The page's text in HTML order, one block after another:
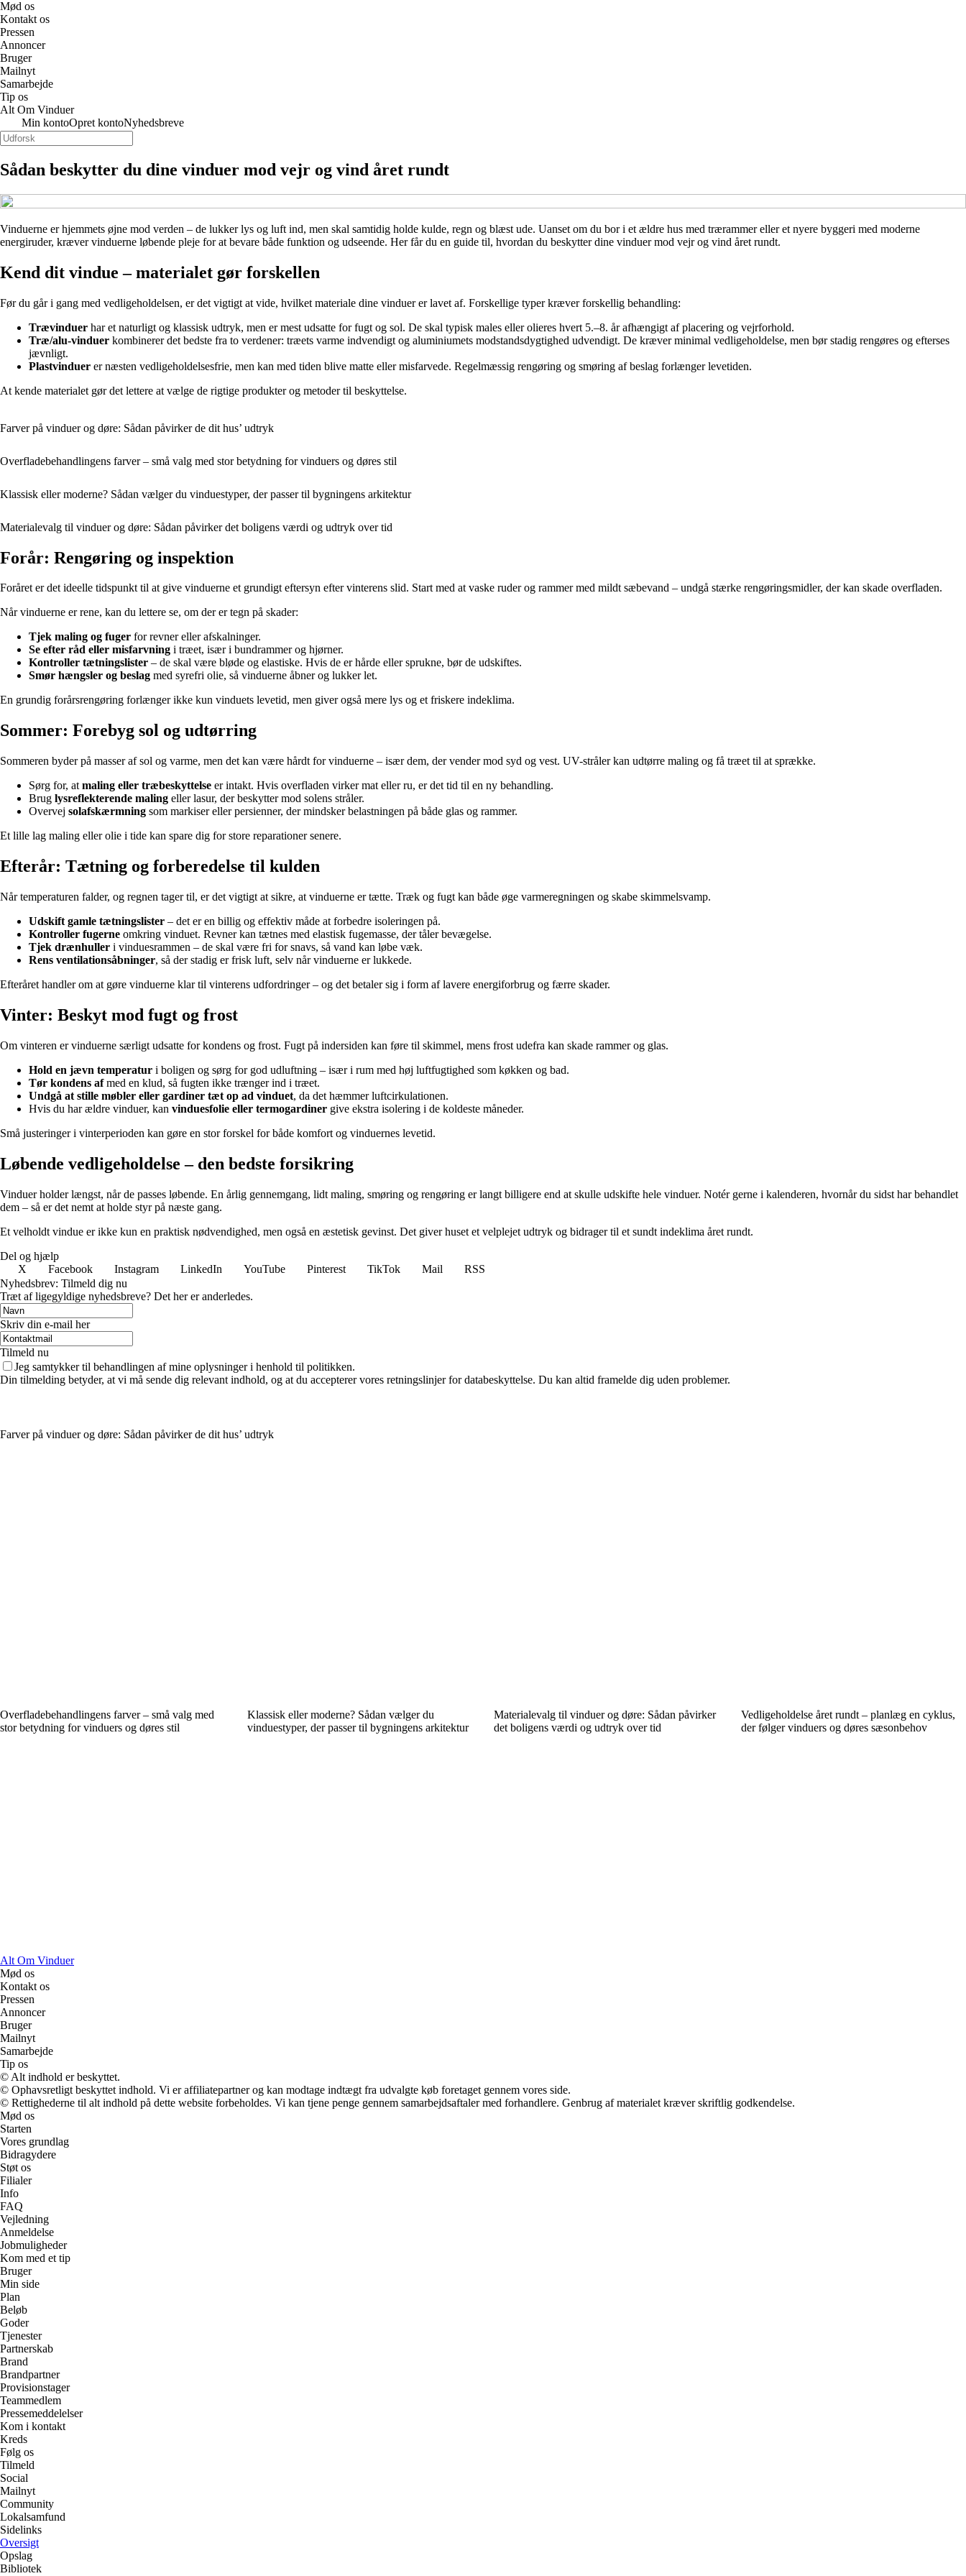
Mød os
Kontakt os
Pressen
Annoncer
Bruger
Mailnyt
Samarbejde
Tip os
Alt Om Vinduer
Min kontoOpret kontoNyhedsbreve
Sådan beskytter du dine vinduer mod vejr og vind året rundt
Vinduerne er hjemmets øjne mod verden – de lukker lys og luft ind, men skal samtidig holde kulde, regn og blæst ude. Uanset om du bor i et ældre hus med trærammer eller et nyere byggeri med moderne
energiruder, kræver vinduerne løbende pleje for at bevare både funktion og udseende. Her får du en guide til, hvordan du beskytter dine vinduer mod vejr og vind året rundt.
Kend dit vindue – materialet gør forskellen
Før du går i gang med vedligeholdelsen, er det vigtigt at vide, hvilket materiale dine vinduer er lavet af. Forskellige typer kræver forskellig behandling:
Trævinduer har et naturligt og klassisk udtryk, men er mest udsatte for fugt og sol. De skal typisk males eller olieres hvert 5.–8. år afhængigt af placering og vejrforhold.
Træ/alu-vinduer kombinerer det bedste fra to verdener: træets varme indvendigt og aluminiumets modstandsdygtighed udvendigt. De kræver minimal vedligeholdelse, men bør stadig rengøres og efterses
jævnligt.
Plastvinduer er næsten vedligeholdelsesfrie, men kan med tiden blive matte eller misfarvede. Regelmæssig rengøring og smøring af beslag forlænger levetiden.
At kende materialet gør det lettere at vælge de rigtige produkter og metoder til beskyttelse.
Farver på vinduer og døre: Sådan påvirker de dit hus’ udtryk
Overfladebehandlingens farver – små valg med stor betydning for vinduers og døres stil
Klassisk eller moderne? Sådan vælger du vinduestyper, der passer til bygningens arkitektur
Materialevalg til vinduer og døre: Sådan påvirker det boligens værdi og udtryk over tid
Forår: Rengøring og inspektion
Foråret er det ideelle tidspunkt til at give vinduerne et grundigt eftersyn efter vinterens slid. Start med at vaske ruder og rammer med mildt sæbevand – undgå stærke rengøringsmidler, der kan skade overfladen.
Når vinduerne er rene, kan du lettere se, om der er tegn på skader:
Tjek maling og fuger for revner eller afskalninger.
Se efter råd eller misfarvning i træet, især i bundrammer og hjørner.
Kontroller tætningslister – de skal være bløde og elastiske. Hvis de er hårde eller sprukne, bør de udskiftes.
Smør hængsler og beslag med syrefri olie, så vinduerne åbner og lukker let.
En grundig forårsrengøring forlænger ikke kun vinduets levetid, men giver også mere lys og et friskere indeklima.
Sommer: Forebyg sol og udtørring
Sommeren byder på masser af sol og varme, men det kan være hårdt for vinduerne – især dem, der vender mod syd og vest. UV-stråler kan udtørre maling og få træet til at sprække.
Sørg for, at maling eller træbeskyttelse er intakt. Hvis overfladen virker mat eller ru, er det tid til en ny behandling.
Brug lysreflekterende maling eller lasur, der beskytter mod solens stråler.
Overvej solafskærmning som markiser eller persienner, der mindsker belastningen på både glas og rammer.
Et lille lag maling eller olie i tide kan spare dig for store reparationer senere.
Efterår: Tætning og forberedelse til kulden
Når temperaturen falder, og regnen tager til, er det vigtigt at sikre, at vinduerne er tætte. Træk og fugt kan både øge varmeregningen og skabe skimmelsvamp.
Udskift gamle tætningslister – det er en billig og effektiv måde at forbedre isoleringen på.
Kontroller fugerne omkring vinduet. Revner kan tætnes med elastisk fugemasse, der tåler bevægelse.
Tjek drænhuller i vinduesrammen – de skal være fri for snavs, så vand kan løbe væk.
Rens ventilationsåbninger, så der stadig er frisk luft, selv når vinduerne er lukkede.
Efteråret handler om at gøre vinduerne klar til vinterens udfordringer – og det betaler sig i form af lavere energiforbrug og færre skader.
Vinter: Beskyt mod fugt og frost
Om vinteren er vinduerne særligt udsatte for kondens og frost. Fugt på indersiden kan føre til skimmel, mens frost udefra kan skade rammer og glas.
Hold en jævn temperatur i boligen og sørg for god udluftning – især i rum med høj luftfugtighed som køkken og bad.
Tør kondens afmed en klud, så fugten ikke trænger ind i træet.
Undgå at stille møbler eller gardiner tæt op ad vinduet, da det hæmmer luftcirkulationen.
Hvis du har ældre vinduer, kan vinduesfolie eller termogardiner give ekstra isolering i de koldeste måneder.
Små justeringer i vinterperioden kan gøre en stor forskel for både komfort og vinduernes levetid.
Løbende vedligeholdelse – den bedste forsikring
Vinduer holder længst, når de passes løbende. En årlig gennemgang, lidt maling, smøring og rengøring er langt billigere end at skulle udskifte hele vinduer. Notér gerne i kalenderen, hvornår du sidst har behandlet
dem – så er det nemt at holde styr på næste gang.
Et velholdt vindue er ikke kun en praktisk nødvendighed, men også en æstetisk gevinst. Det giver huset et velplejet udtryk og bidrager til et sundt indeklima året rundt.
Del og hjælp
X
Facebook Instagram LinkedIn YouTube Pinterest TikTok Mail
RSS
Nyhedsbrev: Tilmeld dig nu
Træt af ligegyldige nyhedsbreve? Det her er anderledes.
Skriv din e-mail her
Tilmeld nu
Jeg samtykker til behandlingen af mine oplysninger i henhold til politikken.
Din tilmelding betyder, at vi må sende dig relevant indhold, og at du accepterer vores retningslinjer for databeskyttelse. Du kan altid framelde dig uden problemer.
Farver på vinduer og døre: Sådan påvirker de dit hus’ udtryk
Overfladebehandlingens farver – små valg med
stor betydning for vinduers og døres stil
Klassisk eller moderne? Sådan vælger du
vinduestyper, der passer til bygningens arkitektur
Materialevalg til vinduer og døre: Sådan påvirker
det boligens værdi og udtryk over tid
Vedligeholdelse året rundt – planlæg en cyklus,
der følger vinduers og døres sæsonbehov
Alt Om Vinduer
Mød os
Kontakt os
Pressen
Annoncer
Bruger
Mailnyt
Samarbejde
Tip os
© Alt indhold er beskyttet.
© Ophavsretligt beskyttet indhold. Vi er affiliatepartner og kan modtage indtægt fra udvalgte køb foretaget gennem vores side.
© Rettighederne til alt indhold på dette website forbeholdes. Vi kan tjene penge gennem samarbejdsaftaler med forhandlere. Genbrug af materialet kræver skriftlig godkendelse.
Mød os
Starten
Vores grundlag
Bidragydere
Støt os
Filialer
Info
FAQ
Vejledning
Anmeldelse
Jobmuligheder
Kom med et tip
Bruger
Min side
Plan
Beløb
Goder
Tjenester
Partnerskab
Brand
Brandpartner
Provisionstager
Teammedlem
Pressemeddelelser
Kom i kontakt
Kreds
Følg os
Tilmeld
Social
Mailnyt
Community
Lokalsamfund
Sidelinks
Oversigt
Opslag
Bibliotek